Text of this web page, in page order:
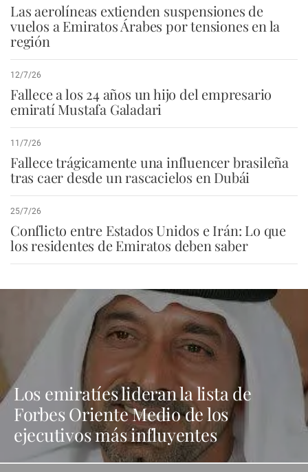
Las aerolíneas extienden suspensiones de
vuelos a Emiratos Árabes por tensiones en la
región
12/7/26
Fallece a los 24 años un hijo del empresario
emiratí Mustafa Galadari
11/7/26
Fallece trágicamente una influencer brasileña
tras caer desde un rascacielos en Dubái
25/7/26
Conflicto entre Estados Unidos e Irán: Lo que
los residentes de Emiratos deben saber
Los emiratíes lideran la lista de
Forbes Oriente Medio de los
ejecutivos más influyentes